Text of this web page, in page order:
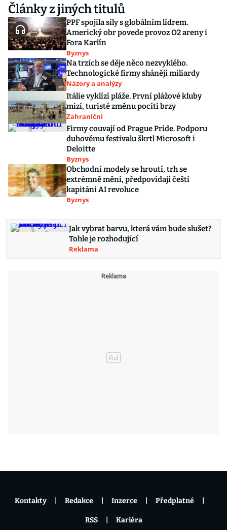
Články z jiných titulů
PPF spojila síly s globálním lídrem.
Americký obr povede provoz O2 areny i
Fora Karlín
Byznys
Na trzích se děje něco nezvyklého.
Technologické firmy shánějí miliardy
Názory a analýzy
Itálie vyklízí pláže. První plážové kluby
mizí, turisté změnu pocítí brzy
Zahraniční
Firmy couvají od Prague Pride. Podporu
duhovému festivalu škrtl Microsoft i
Deloitte
Byznys
Obchodní modely se hroutí, trh se
extrémně mění, předpovídají čeští
kapitáni AI revoluce
Byznys
Jak vybrat barvu, která vám bude slušet?
Tohle je rozhodující
Reklama
Kontakty Redakce Inzerce Předplatné
RSS Kariéra